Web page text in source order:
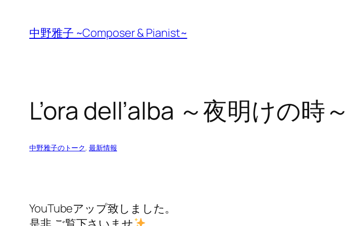
content
中野雅子 ~Composer & Pianist~
L’ora dell’alba ～夜明けの時～
中野雅子のトーク, 最新情報
YouTubeアップ致しました。